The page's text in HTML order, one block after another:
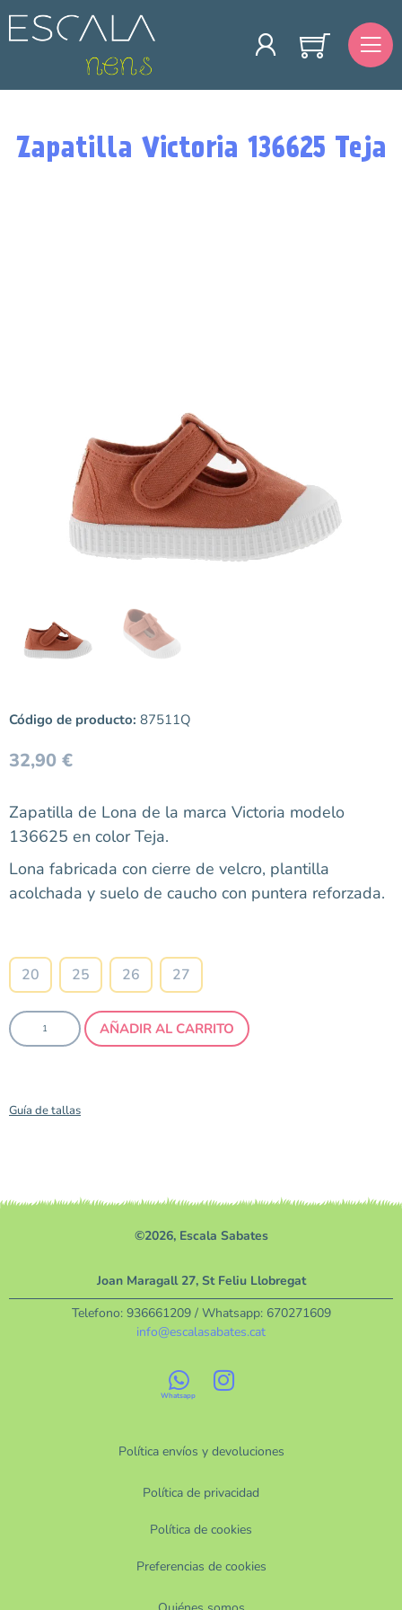
Zapatilla Victoria 136625 Teja
Código de producto: 87511Q
32,90 €
Zapatilla de Lona de la marca Victoria modelo
136625 en color Teja.
Lona fabricada con cierre de velcro, plantilla
acolchada y suelo de caucho con puntera reforzada.
20 25 26 27
AÑADIR AL CARRITO
Guía de tallas
©2026, Escala Sabates
Política envíos y devoluciones
Política de privacidad
Política de cookies
Preferencias de cookies
Joan Maragall 27, St Feliu Llobregat
Telefono: 936661209/ Whatsapp: 670271609
info@escalasabates.cat